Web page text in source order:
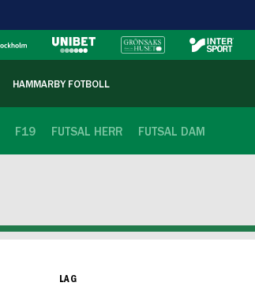
HAMMARBY FOTBOLL
F19 FUTSAL HERR FUTSAL DAM
LAG